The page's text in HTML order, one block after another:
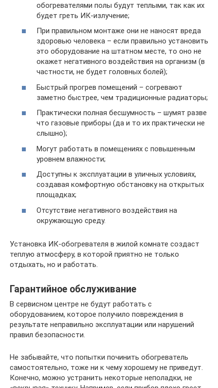
обогревателями полы будут теплыми, так как их
будет греть ИК-излучение;
При правильном монтаже они не наносят вреда
здоровью человека – если правильно установить
это оборудование на штатном месте, то оно не
окажет негативного воздействия на организм (в
частности, не будет головных болей);
Быстрый прогрев помещений – согревают
заметно быстрее, чем традиционные радиаторы;
Практически полная бесшумность – шумят разве
что газовые приборы (да и то их практически не
слышно);
Могут работать в помещениях с повышенным
уровнем влажности;
Доступны к эксплуатации в уличных условиях,
создавая комфортную обстановку на открытых
площадках;
Отсутствие негативного воздействия на
окружающую среду.
Установка ИК-обогревателя в жилой комнате создаст
теплую атмосферу, в которой приятно не только
отдыхать, но и работать.
Гарантийное обслуживание
В сервисном центре не будут работать с
оборудованием, которое получило повреждения в
результате неправильно эксплуатации или нарушений
правил безопасности.
Не забывайте, что попытки починить обогреватель
самостоятельно, тоже ни к чему хорошему не приведут.
Конечно, можно устранить некоторые неполадки, не